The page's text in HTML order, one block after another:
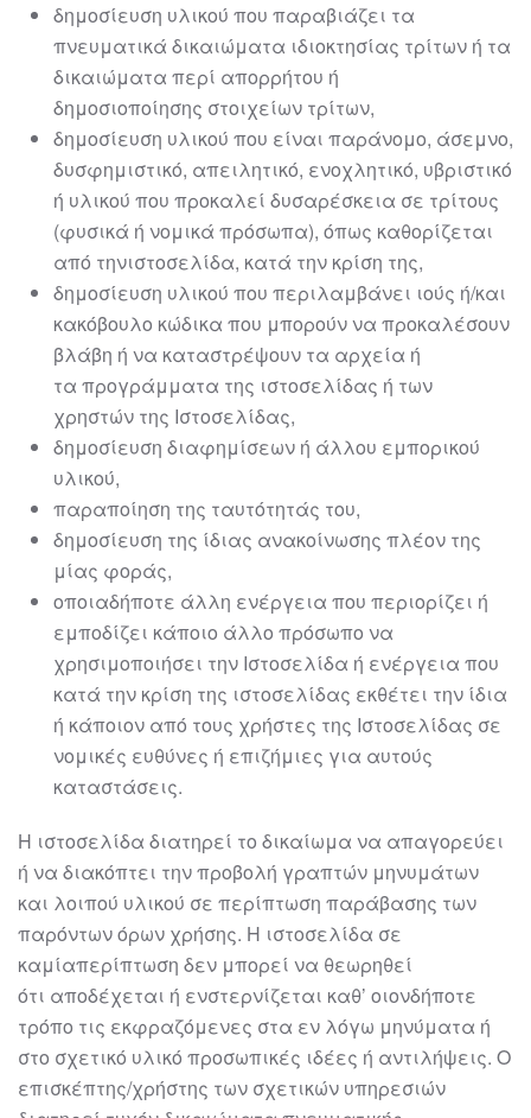
δημοσίευση υλικού που παραβιάζει τα
πνευματικά δικαιώματα ιδιοκτησίας τρίτων ή τα
δικαιώματα περί απορρήτου ή
δημοσιοποίησης στοιχείων τρίτων,
δημοσίευση υλικού που είναι παράνομο, άσεμνο,
δυσφημιστικό, απειλητικό, ενοχλητικό, υβριστικό
ή υλικού που προκαλεί δυσαρέσκεια σε τρίτους
(φυσικά ή νομικά πρόσωπα), όπως καθορίζεται
από τηνιστοσελίδα, κατά την κρίση της,
δημοσίευση υλικού που περιλαμβάνει ιούς ή/και
κακόβουλο κώδικα που μπορούν να προκαλέσουν
βλάβη ή να καταστρέψουν τα αρχεία ή
τα προγράμματα της ιστοσελίδας ή των
χρηστών της Ιστοσελίδας,
δημοσίευση διαφημίσεων ή άλλου εμπορικού
υλικού,
παραποίηση της ταυτότητάς του,
δημοσίευση της ίδιας ανακοίνωσης πλέον της
μίας φοράς,
οποιαδήποτε άλλη ενέργεια που περιορίζει ή
εμποδίζει κάποιο άλλο πρόσωπο να
χρησιμοποιήσει την Ιστοσελίδα ή ενέργεια που
κατά την κρίση της ιστοσελίδας εκθέτει την ίδια
ή κάποιον από τους χρήστες της Ιστοσελίδας σε
νομικές ευθύνες ή επιζήμιες για αυτούς
καταστάσεις.
Η ιστοσελίδα διατηρεί το δικαίωμα να απαγορεύει
ή να διακόπτει την προβολή γραπτών μηνυμάτων
και λοιπού υλικού σε περίπτωση παράβασης των
παρόντωνόρων χρήσης. Η ιστοσελίδα σε
καμίαπερίπτωση δεν μπορεί να θεωρηθεί
ότι αποδέχεται ή ενστερνίζεται καθ’ οιονδήποτε
τρόπο τις εκφραζόμενες στα εν λόγω μηνύματα ή
στο σχετικό υλικό προσωπικές ιδέες ή αντιλήψεις. Ο
επισκέπτης/χρήστης των σχετικών υπηρεσιών